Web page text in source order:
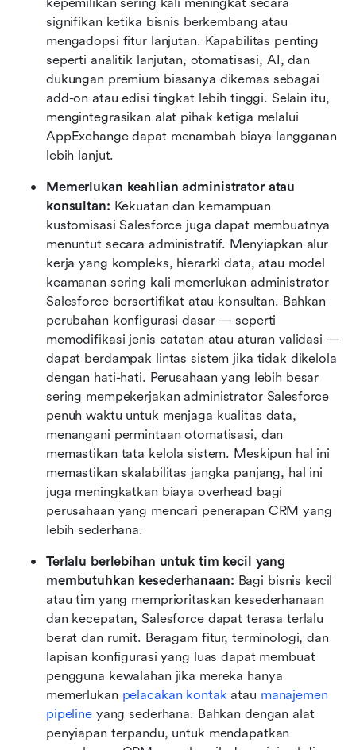
signifikan ketika bisnis berkembang atau
mengadopsi fitur lanjutan. Kapabilitas penting
seperti analitik lanjutan, otomatisasi, AI, dan
dukungan premium biasanya dikemas sebagai
add-on atau edisi tingkat lebih tinggi. Selain itu,
mengintegrasikan alat pihak ketiga melalui
AppExchange dapat menambah biaya langganan
lebih lanjut.
Memerlukan keahlian administrator atau
konsultan: Kekuatan dan kemampuan
kustomisasi Salesforce juga dapat membuatnya
menuntut secara administratif. Menyiapkan alur
kerja yang kompleks, hierarki data, atau model
keamanan sering kali memerlukan administrator
Salesforce bersertifikat atau konsultan. Bahkan
perubahan konfigurasi dasar — seperti
memodifikasi jenis catatan atau aturan validasi —
dapat berdampak lintas sistem jika tidak dikelola
dengan hati-hati. Perusahaan yang lebih besar
sering mempekerjakan administrator Salesforce
penuh waktu untuk menjaga kualitas data,
menangani permintaan otomatisasi, dan
memastikan tata kelola sistem. Meskipun hal ini
memastikan skalabilitas jangka panjang, hal ini
juga meningkatkan biaya overhead bagi
perusahaan yang mencari penerapan CRM yang
lebih sederhana.
Terlalu berlebihan untuk tim kecil yang
membutuhkan kesederhanaan: Bagi bisnis kecil
atau tim yang memprioritaskan kesederhanaan
dan kecepatan, Salesforce dapat terasa terlalu
berat dan rumit. Beragam fitur, terminologi, dan
lapisan konfigurasi yang luas dapat membuat
pengguna kewalahan jika mereka hanya
memerlukan pelacakan kontak atau manajemen
pipeline yang sederhana. Bahkan dengan alat
penyiapan terpandu, untuk mendapatkan